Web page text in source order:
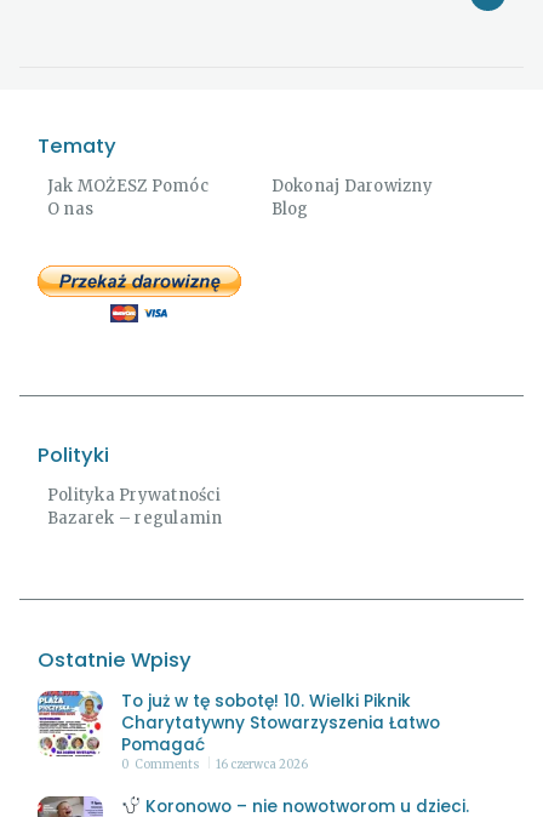
Tematy
Jak MOŻESZ Pomóc
Dokonaj Darowizny
O nas
Blog
Polityki
Polityka Prywatności
Bazarek – regulamin
Ostatnie Wpisy
To już w tę sobotę! 10. Wielki Piknik
Charytatywny Stowarzyszenia Łatwo
Pomagać
0 Comments 16 czerwca 2026
Koronowo – nie nowotworom u dzieci.